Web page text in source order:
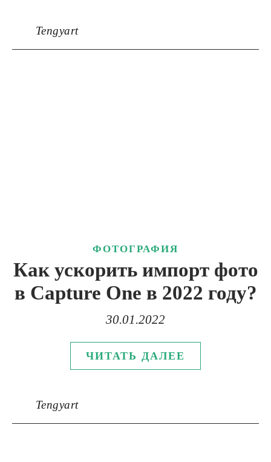
Tengyart
ФОТОГРАФИЯ
Как ускорить импорт фото
в Capture One в 2022 году?
30.01.2022
ЧИТАТЬ ДАЛЕЕ
Tengyart